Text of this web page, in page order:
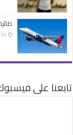
3:35 م | 9
تابعنا على